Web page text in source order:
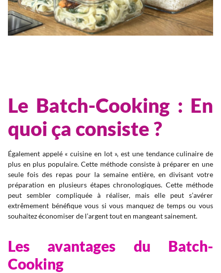
Le Batch-Cooking : En
quoi ça consiste ?
Également appelé « cuisine en lot », est une tendance culinaire de
plus en plus populaire. Cette méthode consiste à préparer en une
seule fois des repas pour la semaine entière, en divisant votre
préparation en plusieurs étapes chronologiques. Cette méthode
peut sembler compliquée à réaliser, mais elle peut s’avérer
extrêmement bénéfique vous si vous manquez de temps ou vous
souhaitez économiser de l’argent tout en mangeant sainement.
Les avantages du Batch-
Cooking